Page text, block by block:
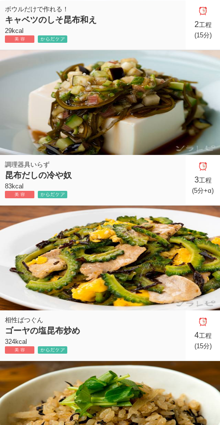
ボウルだけで作れる！
キャベツのしそ昆布和え
29kcal
2工程
(15分)
調理器具いらず
昆布だしの冷や奴
83kcal
3工程
(5分+α)
相性ばつぐん
ゴーヤの塩昆布炒め
324kcal
4工程
(15分)